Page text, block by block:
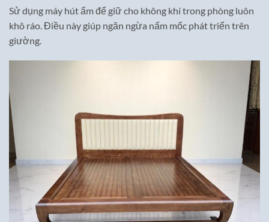
Sử dụng máy hút ẩm để giữ cho không khí trong phòng luôn
khô ráo. Điều này giúp ngăn ngừa nấm mốc phát triển trên
giường.